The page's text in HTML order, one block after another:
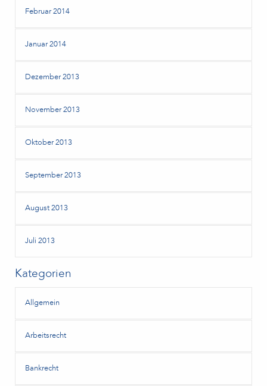
Februar 2014
Januar 2014
Dezember 2013
November 2013
Oktober 2013
September 2013
August 2013
Juli 2013
Kategorien
Allgemein
Arbeitsrecht
Bankrecht